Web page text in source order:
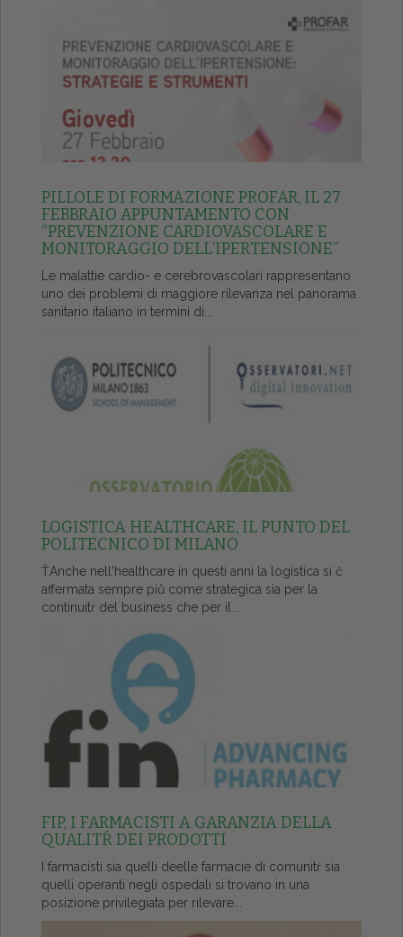
PILLOLE DI FORMAZIONE PROFAR, IL 27
FEBBRAIO APPUNTAMENTO CON
“PREVENZIONE CARDIOVASCOLARE E
MONITORAGGIO DELL’IPERTENSIONE”
Le malattie cardio- e cerebrovascolari rappresentano
uno dei problemi di maggiore rilevanza nel panorama
sanitario italiano in termini di...
LOGISTICA HEALTHCARE, IL PUNTO DEL
POLITECNICO DI MILANO
ŤAnche nell'healthcare in questi anni la logistica si č
affermata sempre piů come strategica sia per la
continuitŕ del business che per il...
FIP, I FARMACISTI A GARANZIA DELLA
QUALITŔ DEI PRODOTTI
I farmacisti sia quelli deelle farmacie di comunitŕ sia
quelli operanti negli ospedali si trovano in una
posizione privilegiata per rilevare...